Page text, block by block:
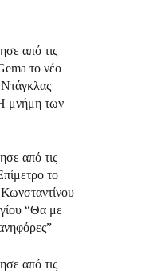
από τις
το νέο
Ντάγκλας
μνήμη των
από τις
το
Κωνσταντίνου
“Θα με
από τις